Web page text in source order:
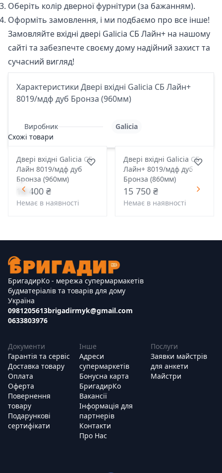
Оберіть колір дверної фурнітури (за бажанням).
Оформіть замовлення, і ми подбаємо про все інше!
Замовляйте вхідні двері Galicia СБ Лайн+ на нашому
сайті та забезпечте своєму дому надійний захист та
сучасний вигляд!
Характеристики Двері вхідні Galicia СБ Лайн+
8019/мдф дуб Бронза (960мм)
Виробник
Galicia
Схожі товари
Двері вхідні Galicia СБ
Лайн 8019/мдф дуб
Бронза (960мм)
14 400 ₴
Немає в наявності
Двері вхідні Galicia СБ
Лайн+ 8019/мдф дуб
Бронза (860мм)
15 750 ₴
Немає в наявності
БригадирКо - мережа супермармакетів
будматеріалів та товарів для дому
Україна
0981205613
0633803976
brigadirmyk@gmail.com
Документи
Гарантія та сервіс
Доставка товару
Оплата
Оферта
Повернення
товару
Подарункові
сертифікати
Інше
Адреси
супермаркетів
Бонусна карта
БригадирКо
Вакансії
Інформація для
партнерів
Контакти
Про Нас
Послуги
Заявки майстрів
для анкети
Майстри